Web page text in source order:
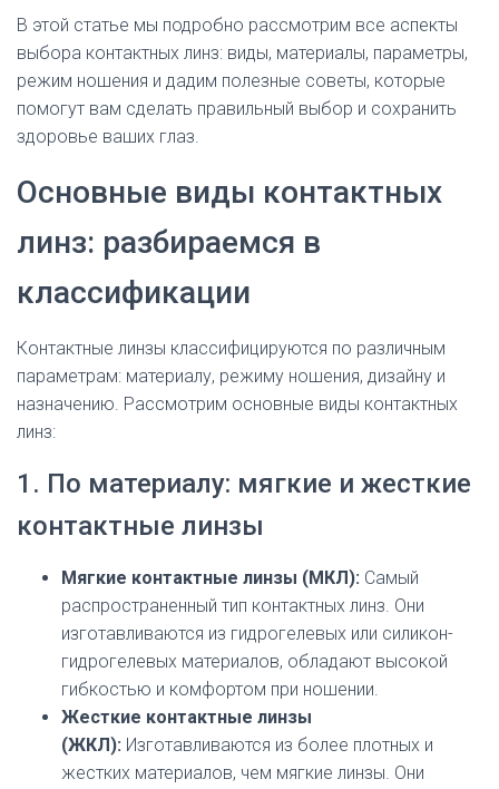
В этой статье мы подробно рассмотрим все аспекты
выбора контактных линз: виды, материалы, параметры,
режим ношения и дадим полезные советы, которые
помогут вам сделать правильный выбор и сохранить
здоровье ваших глаз.
Основные виды контактных
линз: разбираемся в
классификации
Контактные линзы классифицируются по различным
параметрам: материалу, режиму ношения, дизайну и
назначению. Рассмотрим основные виды контактных
линз:
1. По материалу: мягкие и жесткие
контактные линзы
Мягкие контактные линзы (МКЛ): Самый
распространенный тип контактных линз. Они
изготавливаются из гидрогелевых или силикон-
гидрогелевых материалов, обладают высокой
гибкостью и комфортом при ношении.
Жесткие контактные линзы
(ЖКЛ): Изготавливаются из более плотных и
жестких материалов, чем мягкие линзы. Они